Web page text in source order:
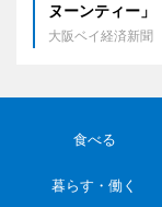
ヌーンティー」
大阪ベイ経済新聞
食べる
暮らす・働く